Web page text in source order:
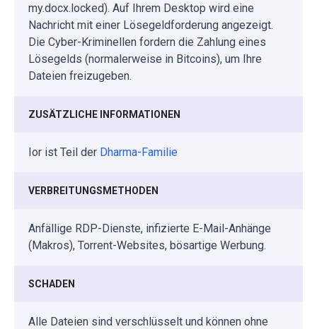
my.docx.locked). Auf Ihrem Desktop wird eine
Nachricht mit einer Lösegeldforderung angezeigt.
Die Cyber-Kriminellen fordern die Zahlung eines
Lösegelds (normalerweise in Bitcoins), um Ihre
Dateien freizugeben.
ZUSÄTZLICHE INFORMATIONEN
Ior ist Teil der Dharma-Familie
VERBREITUNGSMETHODEN
Anfällige RDP-Dienste, infizierte E-Mail-Anhänge
(Makros), Torrent-Websites, bösartige Werbung.
SCHADEN
Alle Dateien sind verschlüsselt und können ohne